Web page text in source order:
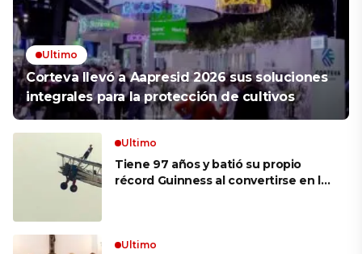
Ultimo
Corteva llevó a Aapresid 2026 sus soluciones
integrales para la protección de cultivos
Ultimo
Tiene 97 años y batió su propio
récord Guinness al convertirse en la
puedo’ no existen en mi vocabulario»
Ultimo